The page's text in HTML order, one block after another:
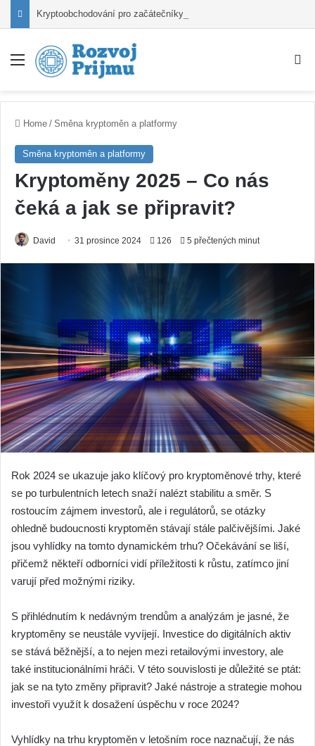
Nabídka
Home / Směna kryptoměn a platformy
Směna kryptoměn a platformy
Kryptoměny 2025 – Co nás
čeká a jak se připravit?
David 31 prosince 2024 126 5 přečtených minut
Rok 2024 se ukazuje jako klíčový pro kryptoměnové trhy, které
se po turbulentních letech snaží nalézt stabilitu a směr. S
rostoucím zájmem investorů, ale i regulátorů, se otázky
ohledně budoucnosti kryptoměn stávají stále palčivějšími. Jaké
jsou vyhlídky na tomto dynamickém trhu? Očekávání se liší,
přičemž někteří odborníci vidí příležitosti k růstu, zatímco jiní
varují před možnými riziky.
S přihlédnutím k nedávným trendům a analýzám je jasné, že
kryptoměny se neustále vyvíjejí. Investice do digitálních aktiv
se stává běžnější, a to nejen mezi retailovými investory, ale
také institucionálními hráči. V této souvislosti je důležité se ptát:
jak se na tyto změny připravit? Jaké nástroje a strategie mohou
investoři využít k dosažení úspěchu v roce 2024?
Vyhlídky na trhu kryptoměn v letošním roce naznačují, že nás